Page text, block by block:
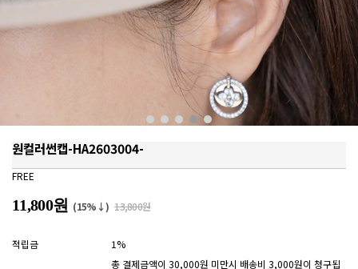
원컬러썬캡-HA2603004-
FREE
11,800원 (15%↓) 13,800원
적립금 1%
총 결제금액이 30,000원 미만시 배송비 3,000원이 청구됩